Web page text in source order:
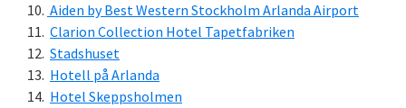
Aiden by Best Western Stockholm Arlanda Airport
Clarion Collection Hotel Tapetfabriken
Stadshuset
Hotell på Arlanda
Hotel Skeppsholmen